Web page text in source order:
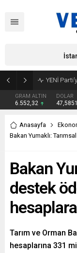
GRAM ALTIN
6.552,32
DOLAR
47,5851
Anasayfa
Bakan Yumaklı:
Bakan
destek
Tarım ve Orman
hesaplarına 331